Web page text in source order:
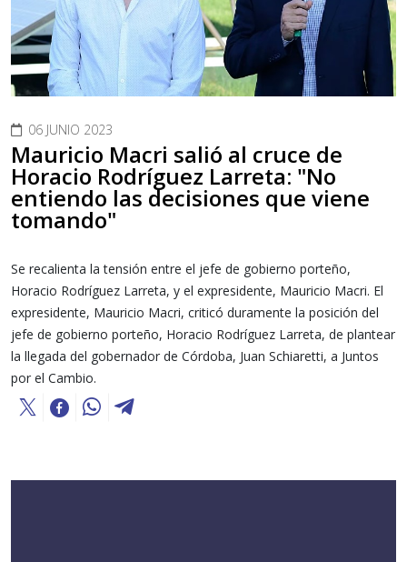
06 JUNIO 2023
Mauricio Macri salió al cruce de
Horacio Rodríguez Larreta: "No
entiendo las decisiones que viene
tomando"
Se recalienta la tensión entre el jefe de gobierno porteño,
Horacio Rodríguez Larreta, y el expresidente, Mauricio Macri. El
expresidente, Mauricio Macri, criticó duramente la posición del
jefe de gobierno porteño, Horacio Rodríguez Larreta, de plantear
la llegada del gobernador de Córdoba, Juan Schiaretti, a Juntos
por el Cambio.